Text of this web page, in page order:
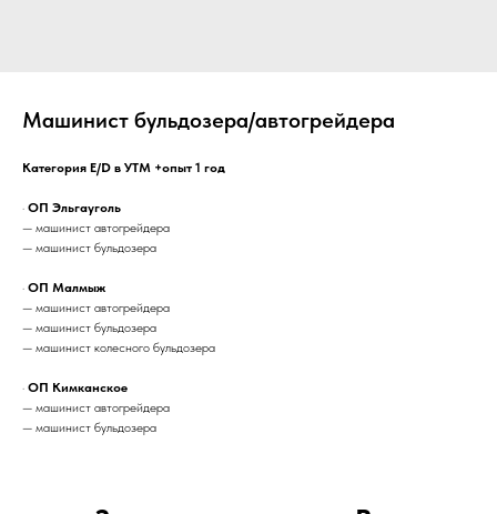
Машинист бульдозера/автогрейдера
Категория E/D в УТМ +опыт 1 год
· ОП Эльгауголь
— машинист автогрейдера
— машинист бульдозера
· ОП Малмыж
— машинист автогрейдера
— машинист бульдозера
— машинист колесного бульдозера
· ОП Кимканское
— машинист автогрейдера
— машинист бульдозера